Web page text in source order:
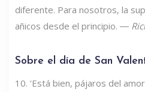
diferente. Para nosotros, la
añicos desde el principio. ―
Sobre el día de San
10. 'Está bien, pájaros del